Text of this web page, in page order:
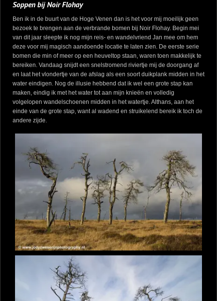
Soppen bij Noir Flohay
Ben ik in de buurt van de Hoge Venen dan is het voor mij moeilijk geen
bezoek te brengen aan de verbrande bomen bij Noir Flohay. Begin mei
van dit jaar sleepte ik nog mijn reis- en wandelvriend Jan mee om hem
deze voor mij magisch aandoende locatie te laten zien. De eerste serie
bomen die min of meer op een heuveltop staan, waren toen makkelijk te
bereiken. Vandaag snijdt een snelstromend riviertje mij de doorgang af
en laat het vlondertje van de afslag als een soort duikplank midden in het
water eindigen. Nog de illusie hebbend dat ik wel een grote stap kan
maken, eindig ik met het water tot aan mijn knieën en volledig
volgelopen wandelschoenen midden in het watertje. Althans, aan het
einde van de grote stap, want al wadend en struikelend bereik ik toch de
andere zijde.